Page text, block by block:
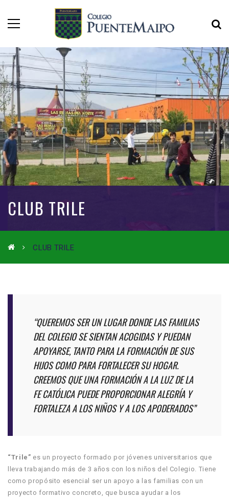
CLUB TRILE
CLUB TRILE
“QUEREMOS SER UN LUGAR DONDE LAS FAMILIAS
DEL COLEGIO SE SIENTAN ACOGIDAS Y PUEDAN
APOYARSE, TANTO PARA LA FORMACIÓN DE SUS
HIJOS COMO PARA FORTALECER SU HOGAR.
CREEMOS QUE UNA FORMACIÓN A LA LUZ DE LA
FE CATÓLICA PUEDE PROPORCIONAR ALEGRÍA Y
FORTALEZA A LOS NIÑOS Y A LOS APODERADOS”
“Trile” es un proyecto formado por jóvenes universitarios que
lleva trabajando más de 3 años con los niños del Colegio. Tiene
como propósito esencial ser un apoyo a las familias con un
proyecto formativo concreto, que busca ayudar a los